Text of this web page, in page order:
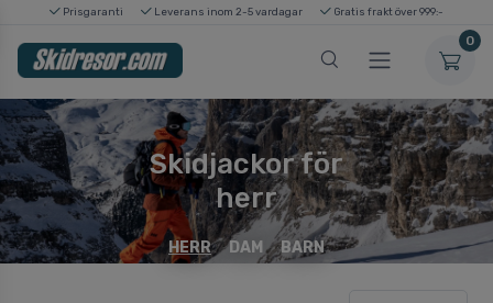
Prisgaranti Leverans inom 2-5 vardagar Gratis frakt över 999:-
0
Skidjackor för
herr
HERR DAM BARN